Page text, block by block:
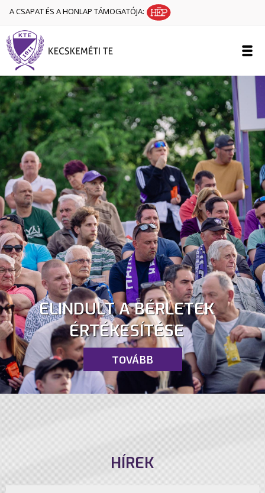
A CSAPAT ÉS A HONLAP TÁMOGATÓJA:
ELINDULT A BÉRLETEK
ÉRTÉKESÍTÉSE
TOVÁBB
HÍREK